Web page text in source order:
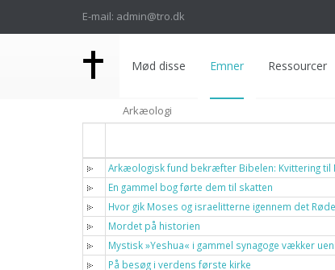
E-mail: admin@tro.dk
Mød disse Emner Ressourcer
Arkæologi
Arkæologisk fund bekræfter Bibelen: Kvittering til
En gammel bog førte dem til skatten
Hvor gik Moses og israelitterne igennem det Røde
Mordet på historien
Mystisk »Yeshua« i gammel synagoge vækker
På besøg i verdens første kirke